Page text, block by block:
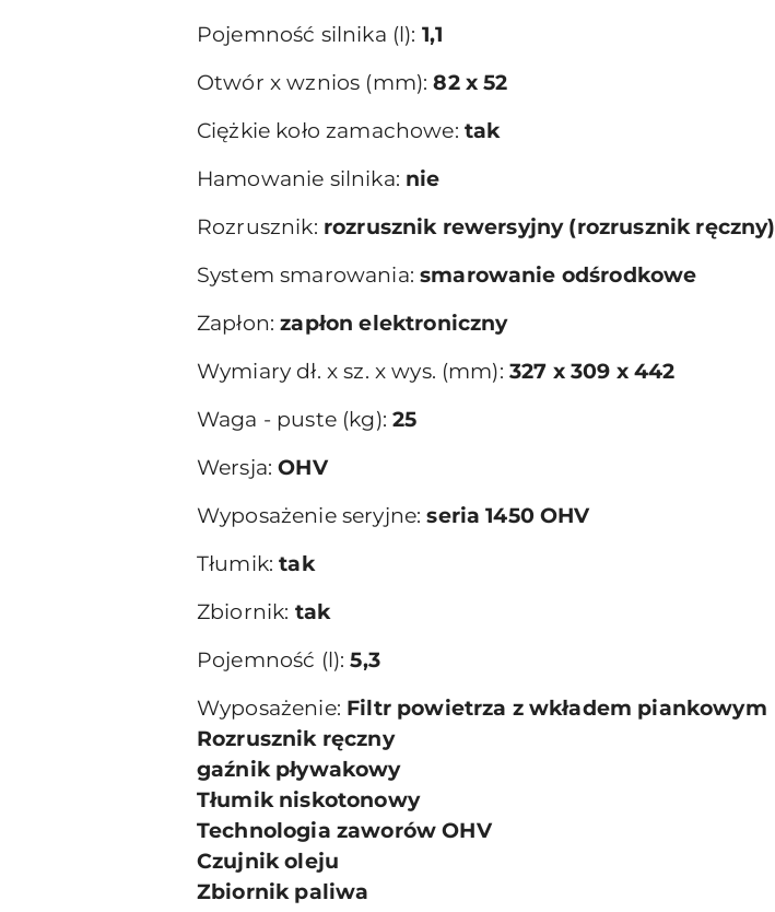
Pojemność silnika (l): 1,1
Otwór x wznios (mm):82 x 52
Ciężkie koło zamachowe: tak
Hamowanie silnika: nie
Rozrusznik: rozrusznik rewersyjny (rozrusznik ręczny)
System smarowania:smarowanie odśrodkowe
Zapłon:zapłon elektroniczny
Wymiary dł. x sz. x wys. (mm): 327 x 309 x 442
Waga - puste (kg):25
Wersja:OHV
Wyposażenie seryjne:seria 1450 OHV
Tłumik:tak
Zbiornik: tak
Pojemność (l):5,3
Wyposażenie: Filtr powietrza z wkładem piankowym
Rozrusznik ręczny
gaźnik pływakowy
Tłumik niskotonowy
Technologia zaworów OHV
Czujnik oleju
Zbiornik paliwa